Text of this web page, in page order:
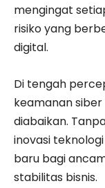
mengingat
risiko yang
digital.
Di tengah
keamanan
diabaikan.
inovasi
baru bagi
stabilitas bisnis.